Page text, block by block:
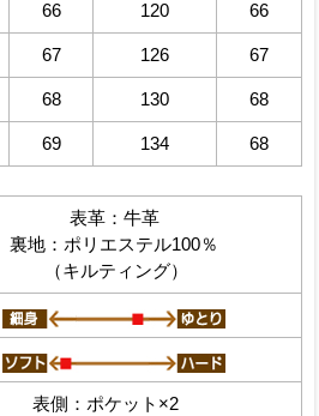
66 120 66
67 126 67
68 130 68
69 134 68
表革：牛革
裏地：ポリエステル100％
（キルティング）
表側：ポケット×2